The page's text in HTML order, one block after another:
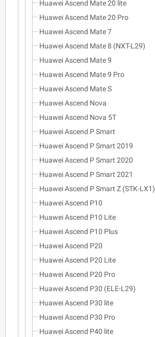
Huawei Ascend Mate 20 lite
Huawei Ascend Mate 20 Pro
Huawei Ascend Mate 7
Huawei Ascend Mate 8 (NXT-L29)
Huawei Ascend Mate 9
Huawei Ascend Mate 9 Pro
Huawei Ascend Mate S
Huawei Ascend Nova
Huawei Ascend Nova 5T
Huawei Ascend P Smart
Huawei Ascend P Smart 2019
Huawei Ascend P Smart 2020
Huawei Ascend P Smart 2021
Huawei Ascend P Smart Z (STK-LX1)
Huawei Ascend P10
Huawei Ascend P10 Lite
Huawei Ascend P10 Plus
Huawei Ascend P20
Huawei Ascend P20 Lite
Huawei Ascend P20 Pro
Huawei Ascend P30 (ELE-L29)
Huawei Ascend P30 lite
Huawei Ascend P30 Pro
Huawei Ascend P40 lite